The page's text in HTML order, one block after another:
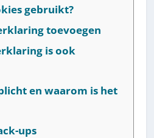
gebruikt?
toevoegen
is ook
en waarom is het
ups